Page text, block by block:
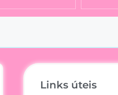
Links úteis